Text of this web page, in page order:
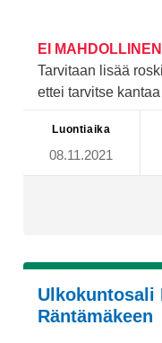
EI MAHDOLLINEN
Tarvitaan lisää
ettei tarvitse
Luontiaika
08.11.2021
Ulkokuntosali
Räntämäkeen